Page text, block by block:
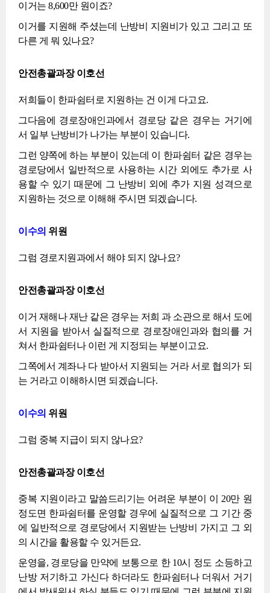
이거는 8,600만 원이죠?
이거를 지원해 주셨는데 난방비 지원비가 있고 그리고 또
다른 게 뭐 있나요?
안전총괄과장 이호선
저희들이 한파쉼터로 지원하는 건 이게 다고요.
그다음에 경로장애인과에서 경로당 같은 경우는 거기에
서 일부 난방비가 나가는 부분이 있습니다.
그런 양쪽에 하는 부분이 있는데 이 한파쉼터 같은 경우는
경로당에서 일반적으로 사용하는 시간 외에도 추가로 사
용할 수 있기 때문에 그 난방비 외에 추가 지원 성격으로
지원하는 것으로 이해해 주시면 되겠습니다.
이수의 위원
그럼 경로지원과에서 해야 되지 않나요?
안전총괄과장 이호선
이거 재해나 재난 같은 경우는 저희 과 소관으로 해서 도에
서 지원을 받아서 실질적으로 경로장애인과와 협의를 거
쳐서 한파쉼터나 이런 게 지정되는 부분이고요.
그쪽에서 계좌나 다 받아서 지원되는 거라 서로 협의가 되
는 거라고 이해하시면 되겠습니다.
이수의 위원
그럼 중복 지급이 되지 않나요?
안전총괄과장 이호선
중복 지원이라고 말씀드리기는 어려운 부분이 이 20만 원
정도면 한파쉼터를 운영할 경우에 실질적으로 그 기간 중
에 일반적으로 경로당에서 지원받는 난방비 가지고 그 외
의 시간을 활용할 수 있거든요.
운영을, 경로당을 만약에 보통으로 한 10시 정도 소등하고
난방 저기하고 가신다 하더라도 한파쉼터나 더워서 거기